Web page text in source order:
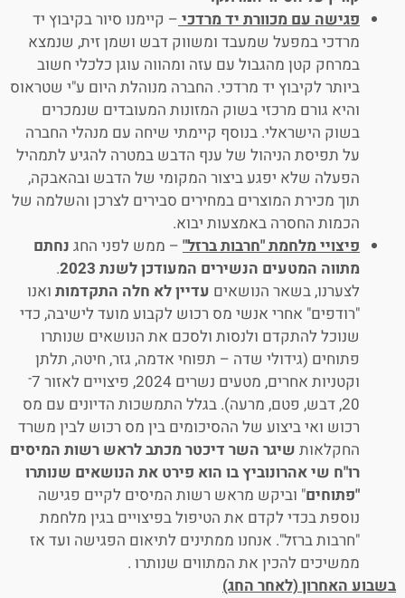
פגישה עם מכוורת יד מרדכי – קיימנו סיור בקיבוץ יד
מרדכי במפעל שמעבד ומשווק דבש ושמן זית, שנמצא
במרחק קטן מהגבול עם עזה ומהווה עוגן כלכלי חשוב
ביותר לקיבוץ יד מרדכי. החברה מנוהלת היום ע"י שטראוס
והיא גורם מרכזי בשוק המזונות המעובדים שנמכרים
בשוק הישראלי. בנוסף קיימתי שיחה עם מנהלי החברה
על תפיסת הניהול של ענף הדבש במטרה להגיע לתמהיל
הפעלה שלא יפגע ביצור המקומי של הדבש ובהאבקה,
תוך מכירת המוצרים במחירים סבירים לצרכן והשלמה של
הכמות החסרה באמצעות יבוא.
פיצויי מלחמת "חרבות ברזל" – ממש לפני החג נחתם
מתווה המטעים הנשירים המעודכן לשנת 2023
.
לצערנו, בשאר הנושאים עדיין לא חלה התקדמות ואנו
"רודפים" אחרי אנשי מס רכוש לקבוע מועד לישיבה, כדי
שנוכל להתקדם ולנסות ולסכם את הנושאים שנותרו
פתוחים (גידולי שדה – תפוחי אדמה, גזר, חיטה, תלתן
וקטניות אחרים, מטעים נשרים 2024, פיצויים לאזור 7־
20, דבש, פטם, מרעה). בגלל התמשכות הדיונים עם מס
רכוש ואי ביצוע של ההסיכומים בין מס רכוש לבין משרד
החקלאות שיגר השר דיכטר מכתב לראש רשות המיסים
רו"ח שי אהרונוביץ בו הוא פירט את הנושאים שנותרו
"פתוחים" וביקש מראש רשות המיסים לקיים פגישה
נוספת בכדי לקדם את הטיפול בפיצויים בגין מלחמת
"חרבות ברזל". אנחנו ממתינים לתיאום הפגישה ועד אז
ממשיכים להכין את המתווים שנותרו .
בשבוע האחרון (לאחר החג)